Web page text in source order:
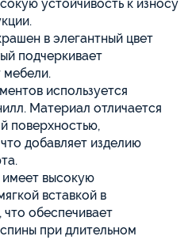
устойчивость к износу
в элегантный цвет
подчеркивает
мебели.
используется
Материал отличается
поверхностью,
добавляет изделию
имеет высокую
вставкой в
обеспечивает
при длительном